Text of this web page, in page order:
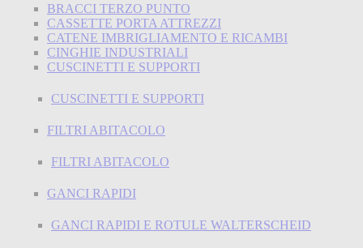
BRACCI TERZO PUNTO
CASSETTE PORTA ATTREZZI
CATENE IMBRIGLIAMENTO E RICAMBI
CINGHIE INDUSTRIALI
CUSCINETTI E SUPPORTI
CUSCINETTI E SUPPORTI
FILTRI ABITACOLO
FILTRI ABITACOLO
GANCI RAPIDI
GANCI RAPIDI E ROTULE WALTERSCHEID